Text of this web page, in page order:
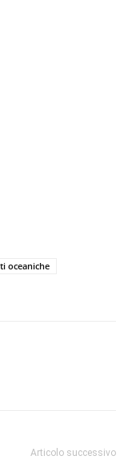
oceaniche
Articolo successivo